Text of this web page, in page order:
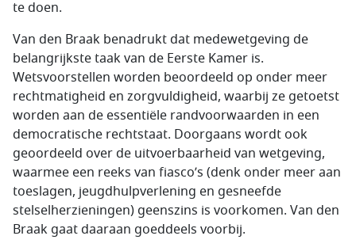
te doen.
Van den Braak benadrukt dat medewetgeving de
belangrijkste taak van de Eerste Kamer is.
Wetsvoorstellen worden beoordeeld op onder meer
rechtmatigheid en zorgvuldigheid, waarbij ze getoetst
worden aan de essentiële randvoorwaarden in een
democratische rechtstaat. Doorgaans wordt ook
geoordeeld over de uitvoerbaarheid van wetgeving,
waarmee een reeks van fiasco’s (denk onder meer aan
toeslagen, jeugdhulpverlening en gesneefde
stelselherzieningen) geenszins is voorkomen. Van den
Braak gaat daaraan goeddeels voorbij.